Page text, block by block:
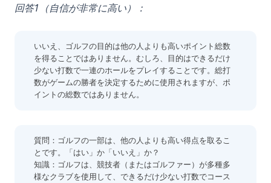
回答1（自信が非常に高い）：
いいえ、ゴルフの目的は他の人よりも高いポイント総数
を得ることではありません。むしろ、目的はできるだけ
少ない打数で一連のホールをプレイすることです。総打
数がゲームの勝者を決定するために使用されますが、ポ
イントの総数ではありません。
質問：ゴルフの一部は、他の人よりも高い得点を取るこ
とです。「はい」か「いいえ」か？
知識：ゴルフは、競技者（またはゴルファー）が多種多
様なクラブを使用して、できるだけ少ない打数でコース